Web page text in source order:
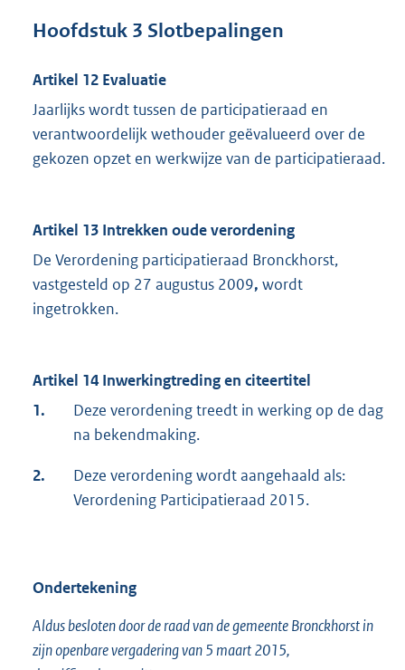
Hoofdstuk 3 Slotbepalingen
Artikel 12 Evaluatie
Jaarlijks wordt tussen de participatieraad en
verantwoordelijk wethouder geëvalueerd over de
gekozen opzet en werkwijze van de participatieraad.
Artikel 13 Intrekken oude verordening
De Verordening participatieraad Bronckhorst,
vastgesteld op 27 augustus 2009, wordt
ingetrokken.
Artikel 14 Inwerkingtreding en citeertitel
1.
Deze verordening treedt in werking op de dag
na bekendmaking.
2.
Deze verordening wordt aangehaald als:
Verordening Participatieraad 2015.
Ondertekening
Aldus besloten door de raad van de gemeente Bronckhorst in
zijn openbare vergadering van 5 maart 2015,